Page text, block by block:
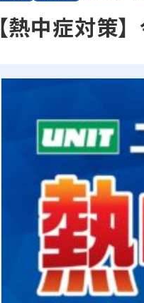
【熱中症対策